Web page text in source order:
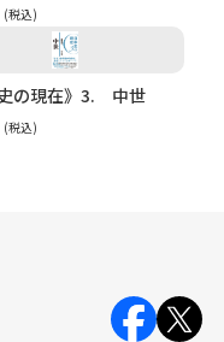
(税込)
史の現在》3. 中世
(税込)